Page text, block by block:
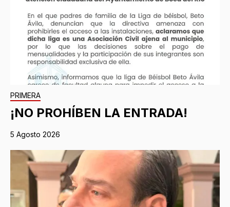
PRIMERA
¡NO PROHÍBEN LA ENTRADA!
5 Agosto 2026